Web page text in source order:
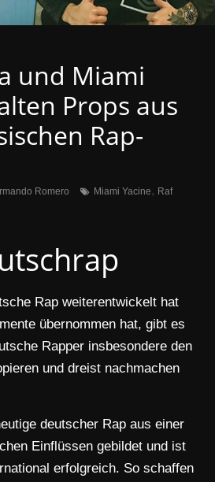
und Miami
Props aus
Rap-
Romero Miami Yacine, Raf
Rap weiterentwickelt hat
übernommen hat, gibt es
Rapper insbesondere den
und dreist nachmachen
deutscher Rap aus einer
Einflüssen gebildet und ist
erfolgreich. So schaffen